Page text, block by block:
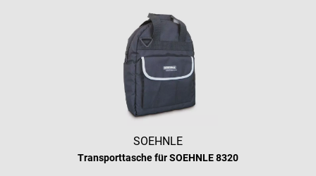
SOEHNLE
Transporttasche für SOEHNLE 8320